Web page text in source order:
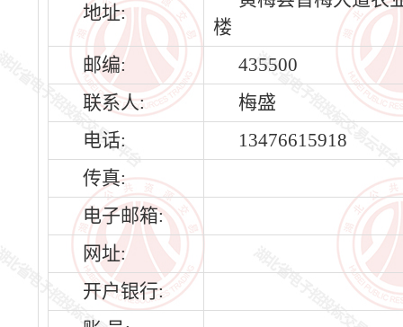
地址:
楼
邮编:
435500
联系人:
梅盛
电话:
13476615918
传真:
电子邮箱:
网址:
开户银行: